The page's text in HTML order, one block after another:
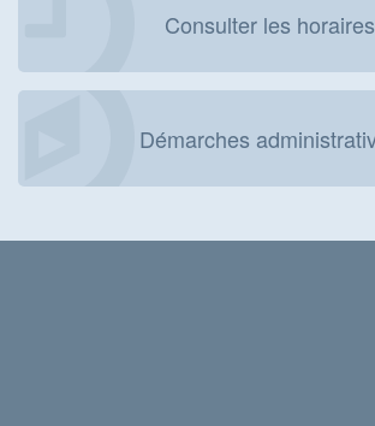
Consulter les horaires
Démarches